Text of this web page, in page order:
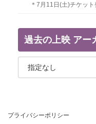
＊7月11日(土)チケット
過去の上映 アー
プライバシーポリシー